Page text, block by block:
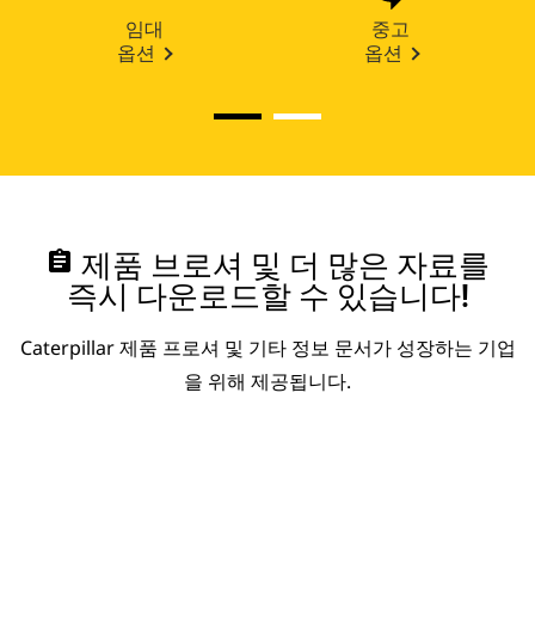
임대
옵션
중고
옵션
assignment 제품 브로셔 및 더 많은 자료를
즉시 다운로드할 수 있습니다!
Caterpillar 제품 프로셔 및 기타 정보 문서가 성장하는 기업
을 위해 제공됩니다.